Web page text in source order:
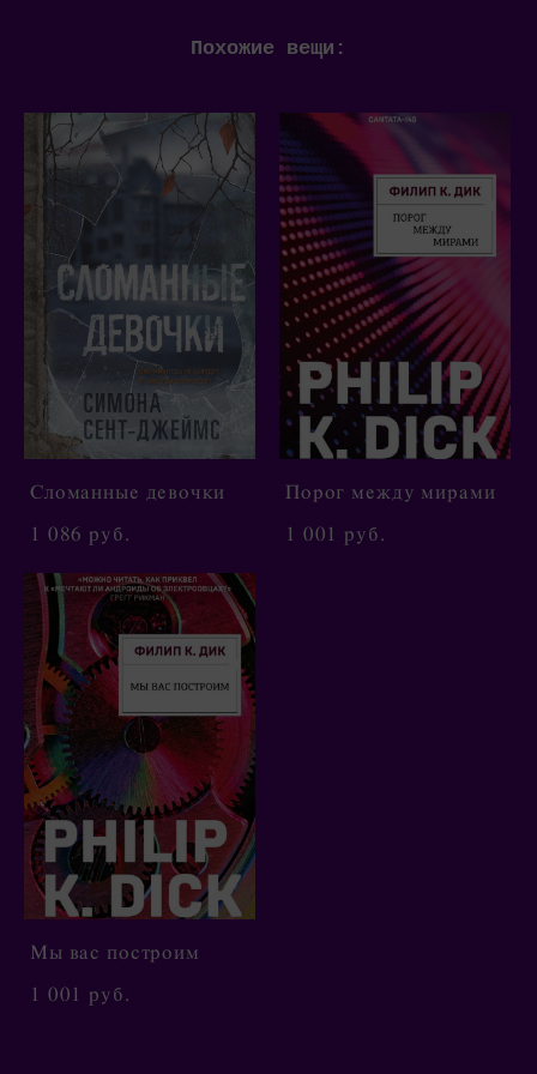
Похожие вещи:
Сломанные девочки
1 086 pуб.
Порог между мирами
1 001 pуб.
Мы вас построим
1 001 pуб.